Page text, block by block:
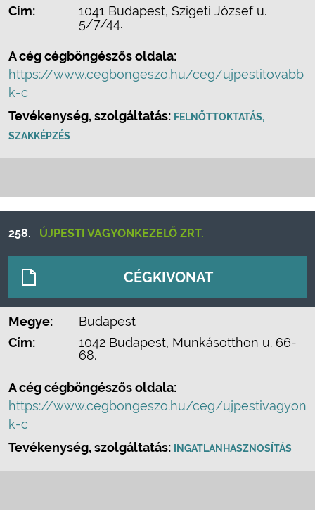
Cím:
1041 Budapest, Szigeti József u.
5/7/44.
A cég cégböngészős oldala:
https://www.cegbongeszo.hu/ceg/ujpestitovabb
k-c
Tevékenység, szolgáltatás: FELNŐTTOKTATÁS,
SZAKKÉPZÉS
258. ÚJPESTI VAGYONKEZELŐ ZRT.
CÉGKIVONAT
Megye:
Budapest
Cím:
1042 Budapest, Munkásotthon u. 66-
68.
A cég cégböngészős oldala:
https://www.cegbongeszo.hu/ceg/ujpestivagyon
k-c
Tevékenység, szolgáltatás:
INGATLANHASZNOSÍTÁS